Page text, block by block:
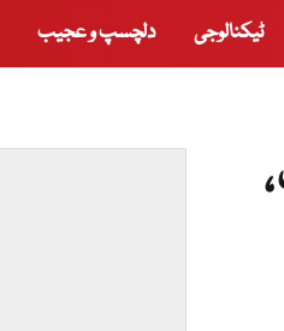
ٹیکنالوجی دلچسپ و عجیب